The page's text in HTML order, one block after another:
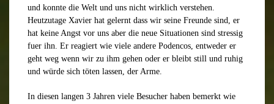
und konnte die Welt und uns nicht wirklich verstehen.
Heutzutage Xavier hat gelernt dass wir seine Freunde sind, er
hat keine Angst vor uns aber die neue Situationen sind stressig
fuer ihn. Er reagiert wie viele andere Podencos, entweder er
geht weg wenn wir zu ihm gehen oder er bleibt still und ruhig
und würde sich töten lassen, der Arme.
In diesen langen 3 Jahren viele Besucher haben bemerkt wie